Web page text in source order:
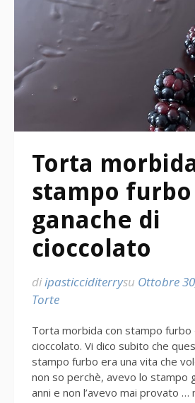
Torta
stampo
ganache di
cioccolato
diipasticciditerrysu Ottobre
Torte
Torta morbida con stampo furbo
cioccolato. Vi dico subito che
stampo furbo era una vita che
non so perchè, avevo lo stampo
anni e non l’avevo mai provato …